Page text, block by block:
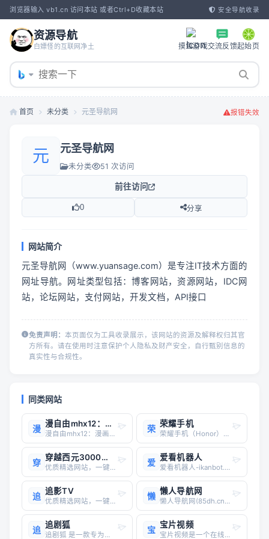
浏览器输入 vb1.cn 访问本站 或者Ctrl+D收藏本站 安全导航收录
资源导航
白嫖怪的互联网净土 摸鱼游戏交流反馈起始页
首页 未分类 元圣导航网 报错失效
元 元圣导航网
未分类 51 次访问
前往访问
0 分享
网站简介
元圣导航网（www.yuansage.com）是专注IT技术方面的
网址导航。网址类型包括：博客网站，资源网站，IDC网
站，论坛网站，支付网站，开发文档，API接口
免责声明： 本页面仅为工具收录展示，该网站的资源及解释权归其官
方所有。请在使用时注意保护个人隐私及财产安全，自行甄别信息的
真实性与合规性。
同类网站
漫 漫自由mhx12：漫画爱好者的数字天堂
漫自由mhx12：漫画爱好者的数字天堂漫自由mhx12，一个由漫画爱好者倾心打造的分享平台，致力于为所有漫画迷提供便捷、优质的数字漫画阅读体验。无论你是Kindle用户，还是习惯使用其他电子阅读器，漫自由mhx12都能满足你的需求。网站特色： 海量资源，应有尽有： 漫自由mhx
荣 荣耀手机
荣耀手机（Honor）是华为旗下的一个独立智能手机品牌，于2013年正式推出。荣耀品牌以“科技、品质、时尚、智慧”为核心价值，主要面向年轻用户群体，注重产品的性价比和创新性。2020年11月，荣耀从华为独立出来，成为一家独立运营的公司。以下是关于荣耀手机的详细介绍：荣耀手机的主要特点
穿 穿越西元3000后漫画 斗罗大陆漫画 斗破苍穹漫画 漫画大全 看漫网 看漫画
优质精选网站，一键直达
爱 爱看机器人
爱看机器人-ikanbot.com,是一个利用网络爬虫技术检索全网免费在线观看影视资源的搜素引擎。
追 追影TV
优质精选网站，一键直达
懒 懒人导航网
懒人导航网(85dh.cn)致力于打造百年网站，本站收集全网资源，各种网站等，一个网站等于无数个网站，你需要的任何网站在本站都可以查到，如果你是站长期待你的加入
追 追剧狐
追剧狐 是一款专为影视爱好者打造的移动视频应用，提供海量的电视剧、电影、综艺等各类影视资源，致力于为用户带来极致的观影体验。以下是其主要功能和特点：功能特点 海量资源：涵盖国内外各类影视作品，满足不同口味需求。 高清画质：提供多种清晰度选择，让观影体验更加清晰流畅。
宝 宝片视频
宝片视频是一个在线追剧网站，内容丰富、更新速度快，目前累计更新约20余万部的影片资源，覆盖电影、电视剧、综艺、动漫、纪录片、短片等内容。站内提供的资源除了可以网页在线观看之外，还提供了Adnroid客户端。APP可支持缓存、弹幕、投屏等功能，测试了下，缓存功能无法使用，均提示不支持该线路；投